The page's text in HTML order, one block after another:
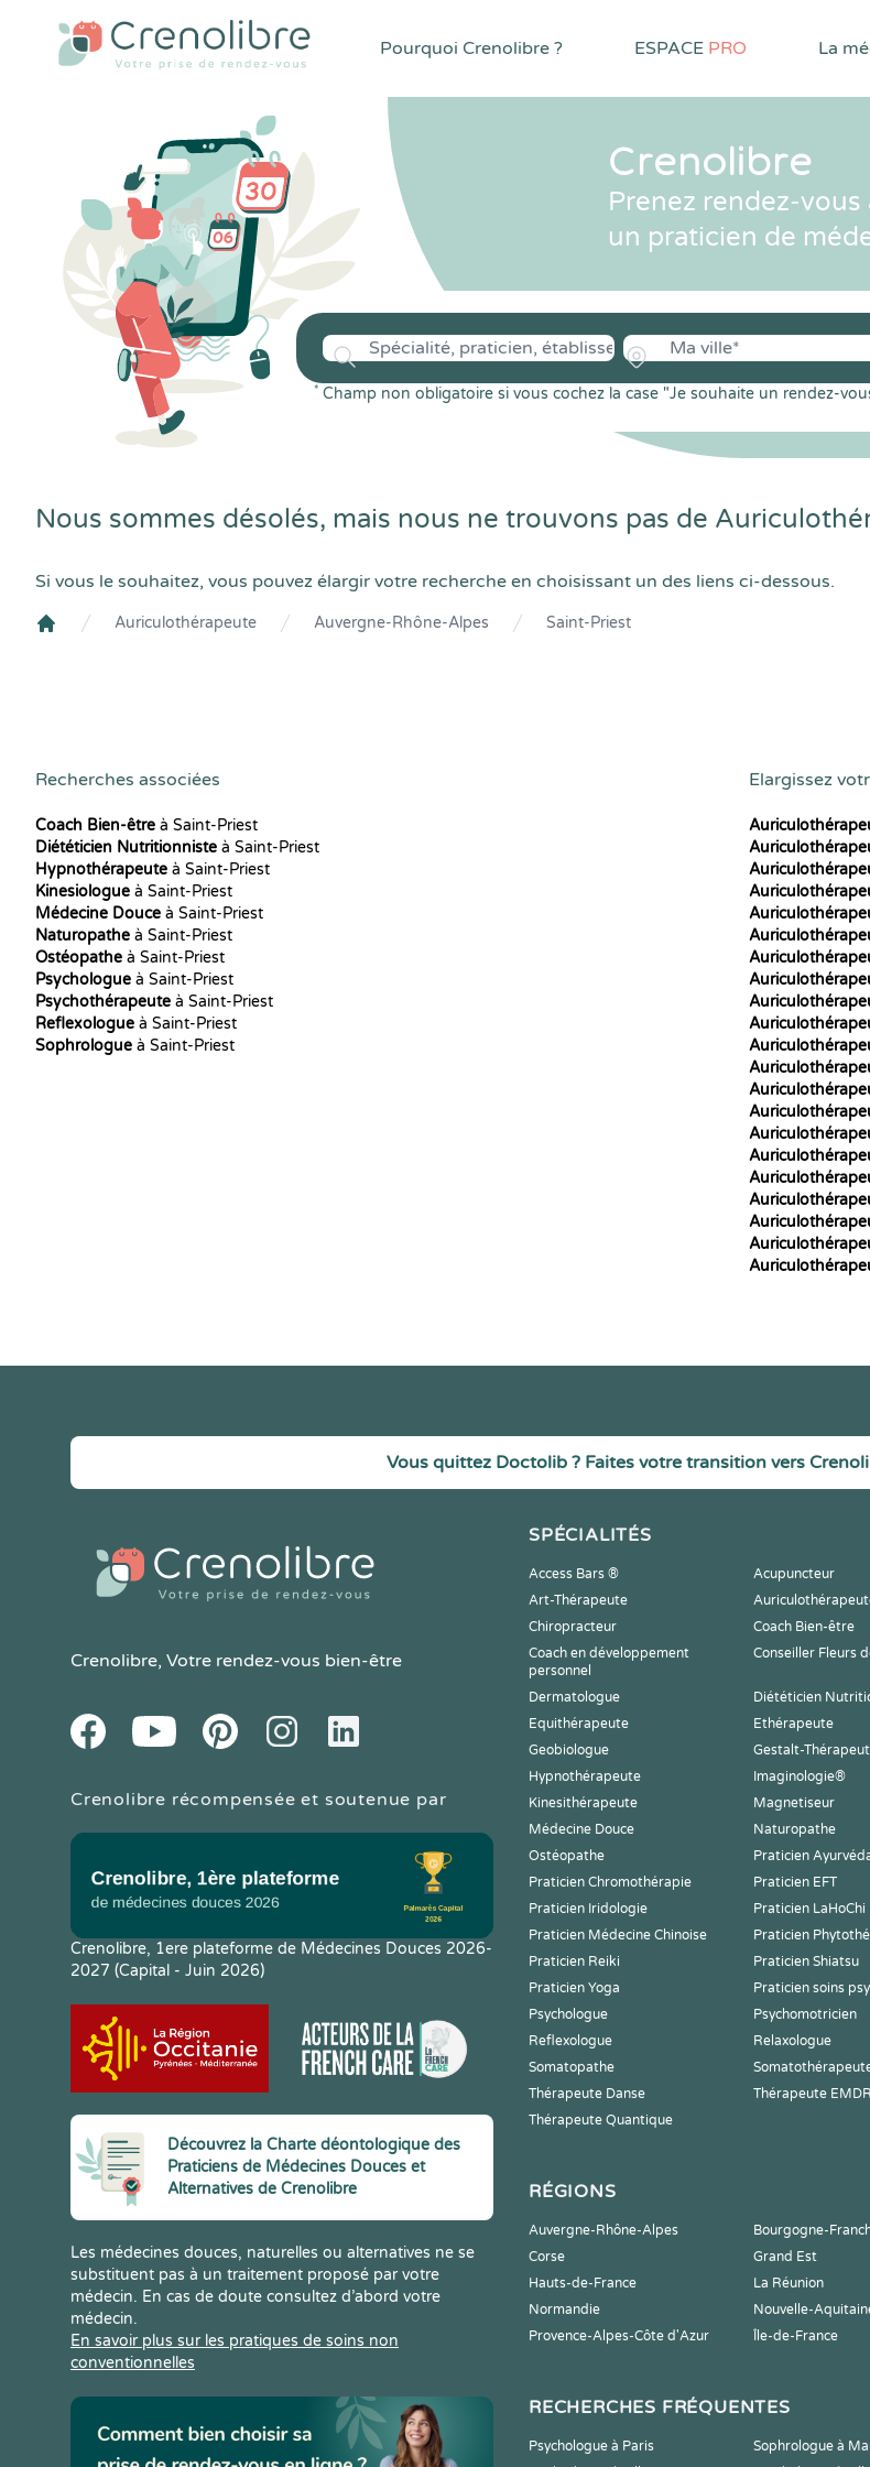
Pourquoi Crenolibre ? ESPACE PRO La
Crenolibre
Prenez rendez-vous
un praticien de
* Champ non obligatoire si vous cochez la case "Je souhaite un rendez-
Nous sommes désolés, mais nous ne trouvons pas de
Si vous le souhaitez, vous pouvez élargir votre recherche en choisissant un des liens ci-dessous.
Auriculothérapeute Auvergne-Rhône-Alpes Saint-Priest
Recherches associées
Coach Bien-être à Saint-Priest
Diététicien Nutritionniste à Saint-Priest
Hypnothérapeute à Saint-Priest
Kinesiologue à Saint-Priest
Médecine Douce à Saint-Priest
Naturopathe à Saint-Priest
Ostéopathe à Saint-Priest
Psychologue à Saint-Priest
Psychothérapeute à Saint-Priest
Reflexologue à Saint-Priest
Sophrologue à Saint-Priest
Elargissez
Vous quittez Doctolib ? Faites votre transition vers
Crenolibre, Votre rendez-vous bien-être
FacebookYoutube PinteresetInstagramLinkedIn
Crenolibre récompensée et soutenue par
Crenolibre, 1ere plateforme de Médecines Douces 2026-
2027 (Capital - Juin 2026)
Découvrez la Charte déontologique des
Praticiens de Médecines Douces et
Alternatives de Crenolibre
Les médecines douces, naturelles ou alternatives ne se
substituent pas à un traitement proposé par votre
médecin. En cas de doute consultez d’abord votre
médecin.
En savoir plus sur les pratiques de soins non
conventionnelles
SPÉCIALITÉS
Access Bars ® Acupuncteur
Art-Thérapeute
Chiropracteur
Coach Bien-être
Coach en développement
personnel
Conseiller Fleurs
Dermatologue Diététicien
Equithérapeute
Ethérapeute
Geobiologue
Gestalt-
Hypnothérapeute
Imaginologie®
Kinesithérapeute
Magnetiseur
Médecine Douce
Naturopathe
Ostéopathe
Praticien
Praticien Chromothérapie
Praticien EFT
Praticien Iridologie
Praticien LaHoChi
Praticien Médecine Chinoise
Praticien
Praticien Reiki
Praticien Shiatsu
Praticien Yoga
Praticien soins
Psychologue
Psychomotricien
Reflexologue
Relaxologue
Somatopathe
Thérapeute Danse
Thérapeute EMDR
Thérapeute Quantique
RÉGIONS
Auvergne-Rhône-Alpes Bourgogne-
Corse
Grand Est
Hauts-de-France
La Réunion
Normandie
Nouvelle-
Provence-Alpes-Côte d'Azur
Île-de-France
RECHERCHES FRÉQUENTES
Psychologue à Paris Sophrologue à